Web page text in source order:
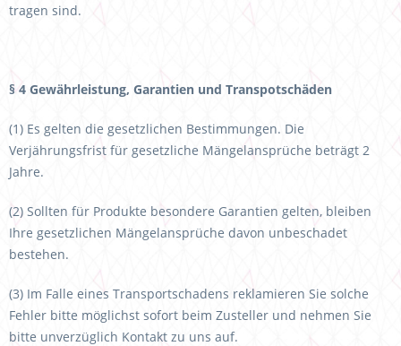
tragen sind.
§ 4 Gewährleistung, Garantien und Transpotschäden
(1) Es gelten die gesetzlichen Bestimmungen. Die
Verjährungsfrist für gesetzliche Mängelansprüche beträgt 2
Jahre.
(2) Sollten für Produkte besondere Garantien gelten, bleiben
Ihre gesetzlichen Mängelansprüche davon unbeschadet
bestehen.
(3) Im Falle eines Transportschadens reklamieren Sie solche
Fehler bitte möglichst sofort beim Zusteller und nehmen Sie
bitte unverzüglich Kontakt zu uns auf.